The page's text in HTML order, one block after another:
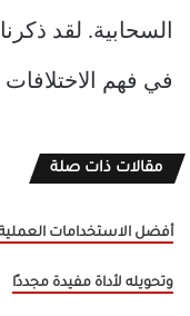
السحابية. لقد
في فهم
مقالات ذات صلة
وتحويله لأداة مفيدة مجددًا